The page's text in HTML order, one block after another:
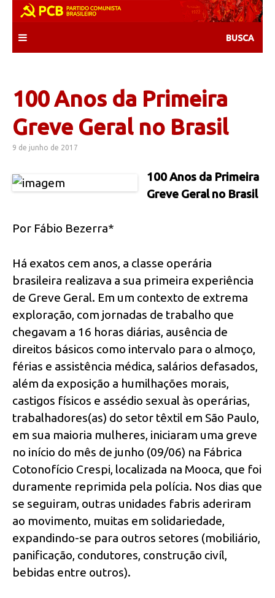
content
100 Anos da Primeira
Greve Geral no Brasil
9 de junho de 2017
100 Anos da Primeira
Greve Geral no Brasil
Por Fábio Bezerra*
Há exatos cem anos, a classe operária
brasileira realizava a sua primeira experiência
de Greve Geral. Em um contexto de extrema
exploração, com jornadas de trabalho que
chegavam a 16 horas diárias, ausência de
direitos básicos como intervalo para o almoço,
férias e assistência médica, salários defasados,
além da exposição a humilhações morais,
castigos físicos e assédio sexual às operárias,
trabalhadores(as) do setor têxtil em São Paulo,
em sua maioria mulheres, iniciaram uma greve
no início do mês de junho (09/06) na Fábrica
Cotonofício Crespi, localizada na Mooca, que foi
duramente reprimida pela polícia. Nos dias que
se seguiram, outras unidades fabris aderiram
ao movimento, muitas em solidariedade,
expandindo-se para outros setores (mobiliário,
panificação, condutores, construção civíl,
bebidas entre outros).